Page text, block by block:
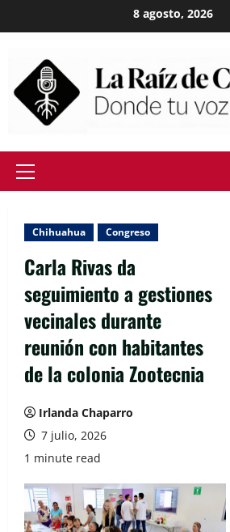
to
8 agosto, 2026
Primary
Chihuahua Congreso
Carla Rivas da
seguimiento a gestiones
vecinales durante
reunión con habitantes
de la colonia Zootecnia
Irlanda Chaparro
7 julio, 2026
1 minute read